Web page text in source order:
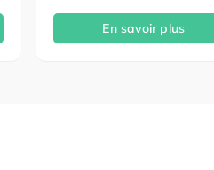
En savoir plus